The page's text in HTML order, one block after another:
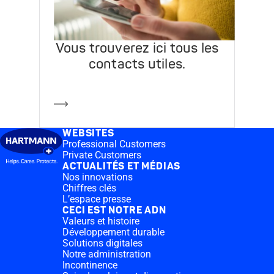
Vous trouverez ici tous les
contacts utiles.
WEBSITES
Professional Customers
Private Customers
ACTUALITÉS ET MÉDIAS
Nos innovations
Chiffres clés
L’espace presse
CECI EST NOTRE ADN
Valeurs et histoire
Développement durable
Solutions digitales
Notre administration
Incontinence